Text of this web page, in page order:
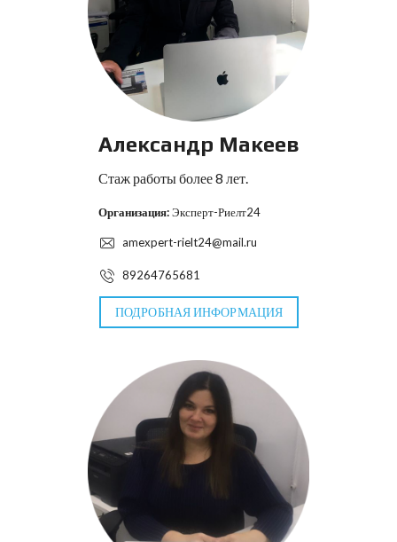
Александр Макеев
Стаж работы более 8 лет.
Организация:Эксперт-Риелт24
amexpert-rielt24@mail.ru
89264765681
ПОДРОБНАЯ ИНФОРМАЦИЯ